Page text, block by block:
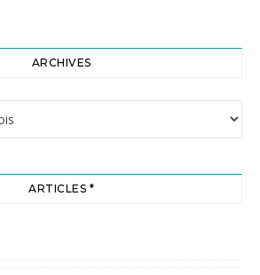
ARCHIVES
ARTICLES *